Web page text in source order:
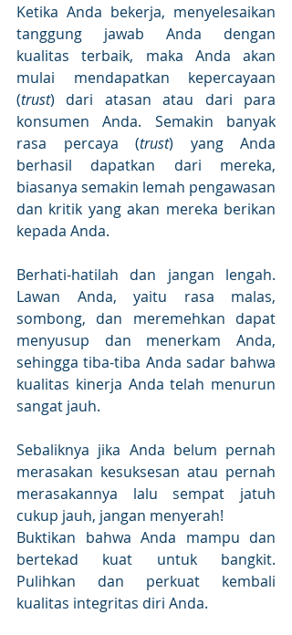
Ketika Anda bekerja, menyelesaikan
tanggung jawab Anda dengan
kualitas terbaik, maka Anda akan
mulai mendapatkan kepercayaan
(trust) dari atasan atau dari para
konsumen Anda. Semakin banyak
rasa percaya (trust) yang Anda
berhasil dapatkan dari mereka,
biasanya semakin lemah pengawasan
dan kritik yang akan mereka berikan
kepada Anda.
Berhati-hatilah dan jangan lengah.
Lawan Anda, yaitu rasa malas,
sombong, dan meremehkan dapat
menyusup dan menerkam Anda,
sehingga tiba-tiba Anda sadar bahwa
kualitas kinerja Anda telah menurun
sangat jauh.
Sebaliknya jika Anda belum pernah
merasakan kesuksesan atau pernah
merasakannya lalu sempat jatuh
cukup jauh, jangan menyerah!
Buktikan bahwa Anda mampu dan
bertekad kuat untuk bangkit.
Pulihkan dan perkuat kembali
kualitas integritas diri Anda.